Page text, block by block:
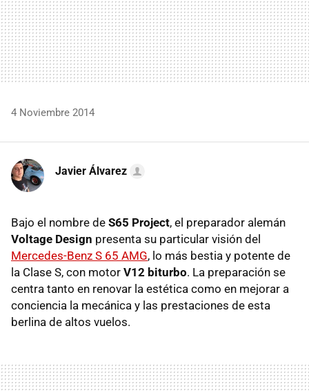
4 Noviembre 2014
Javier Álvarez
Bajo el nombre de S65 Project, el preparador alemán
Voltage Design presenta su particular visión del
Mercedes-Benz S 65 AMG, lo más bestia y potente de
la Clase S, con motor V12 biturbo. La preparación se
centra tanto en renovar la estética como en mejorar a
conciencia la mecánica y las prestaciones de esta
berlina de altos vuelos.